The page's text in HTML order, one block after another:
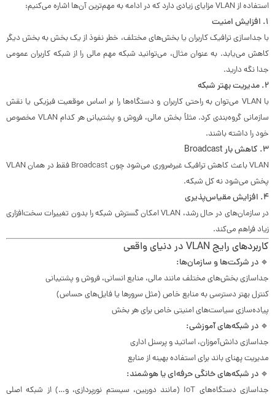
استفاده از VLAN مزایای زیادی دارد که در ادامه به مهم‌ترین آن‌ها اشاره می‌کنیم:
1. افزایش امنیت
با جداسازی ترافیک کاربران یا بخش‌های مختلف، خطر نفوذ از یک بخش به بخش دیگر
کاهش می‌یابد. به عنوان مثال، می‌توانید شبکه مهم مالی را از شبکه کاربران عمومی
جدا نگه دارید.
2. مدیریت بهتر شبکه
با VLAN می‌توان به راحتی کاربران و دستگاه‌ها را بر اساس موقعیت فیزیکی یا نقش
سازمانی گروه‌بندی کرد. مثلاً بخش مالی، فروش و پشتیبانی هر کدام VLAN مخصوص
خود را داشته باشند.
3. کاهش بار Broadcast
VLAN باعث کاهش ترافیک غیرضروری می‌شود چون Broadcast فقط در همان VLAN
پخش می‌شود نه کل شبکه.
4. افزایش مقیاس‌پذیری
در سازمان‌های در حال رشد، VLAN امکان گسترش شبکه را بدون تغییرات سخت‌افزاری
زیاد فراهم می‌کند.
کاربردهای رایج VLAN در دنیای واقعی
🔹 در شرکت‌ها و سازمان‌ها:
جداسازی بخش‌های مختلف مانند مالی، منابع انسانی، فروش و پشتیبانی
کنترل بهتر دسترسی به منابع خاص (مثل سرورها یا فایل‌های حساس)
پیاده‌سازی سیاست‌های امنیتی خاص برای هر بخش
🔹 در شبکه‌های آموزشی:
جداسازی دانش‌آموزان، اساتید و پرسنل اداری
مدیریت پهنای باند برای استفاده بهینه از منابع
🔹 در شبکه‌های خانگی حرفه‌ای یا هوشمند:
جداسازی دستگاه‌های IoT (مانند دوربین، سیستم نورپردازی، و…) از شبکه اصلی